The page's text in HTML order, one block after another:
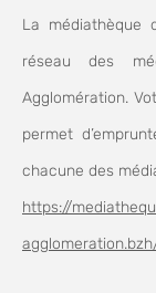
La médiathèque
réseau des
Agglomération.
permet
chacune des
https://
agglomeration.b